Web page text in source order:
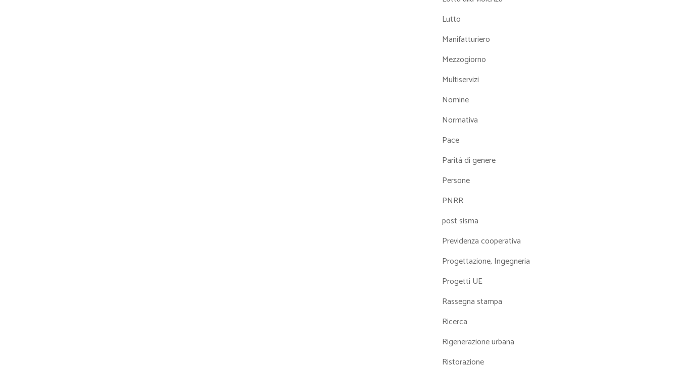
Lutto
Manifatturiero
Mezzogiorno
Multiservizi
Nomine
Normativa
Pace
Parità di genere
Persone
PNRR
post sisma
Previdenza cooperativa
Progettazione, Ingegneria
Progetti UE
Rassegna stampa
Ricerca
Rigenerazione urbana
Ristorazione